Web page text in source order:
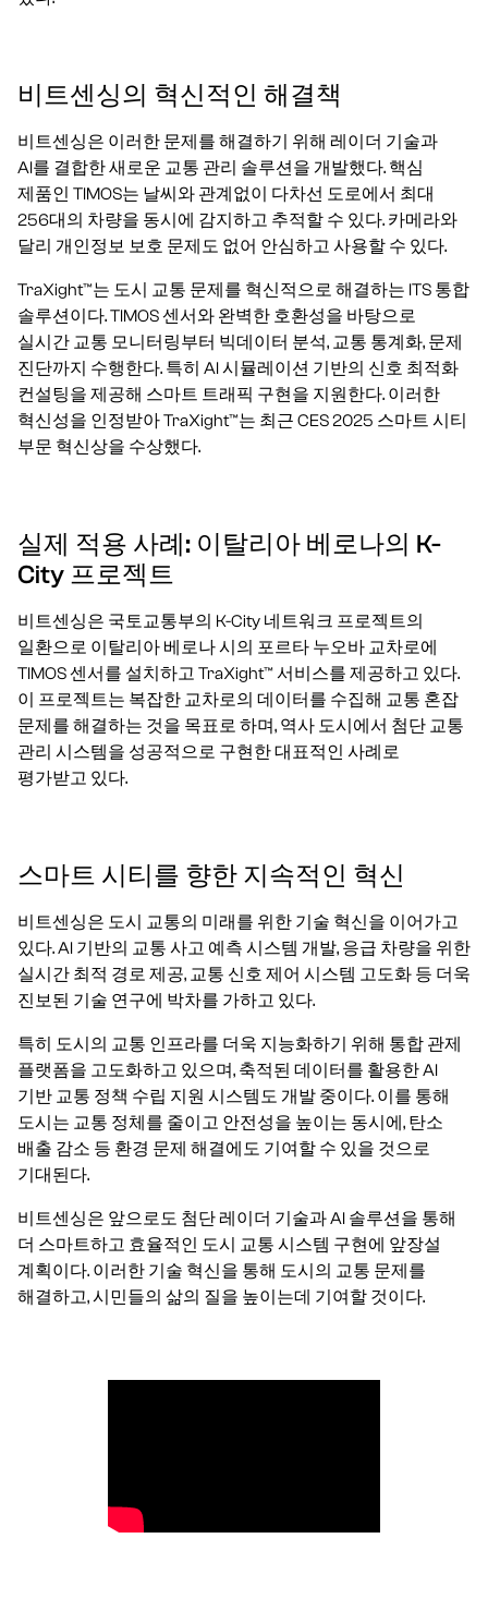
비트센싱의 혁신적인 해결책
비트센싱은 이러한 문제를 해결하기 위해 레이더 기술과
AI를 결합한 새로운 교통 관리 솔루션을 개발했다. 핵심
제품인 TIMOS는 날씨와 관계없이 다차선 도로에서 최대
256대의 차량을 동시에 감지하고 추적할 수 있다. 카메라와
달리 개인정보 보호 문제도 없어 안심하고 사용할 수 있다.
TraXight™는 도시 교통 문제를 혁신적으로 해결하는 ITS 통합
솔루션이다. TIMOS 센서와 완벽한 호환성을 바탕으로
실시간 교통 모니터링부터 빅데이터 분석, 교통 통계화, 문제
진단까지 수행한다. 특히 AI 시뮬레이션 기반의 신호 최적화
컨설팅을 제공해 스마트 트래픽 구현을 지원한다. 이러한
혁신성을 인정받아 TraXight™는 최근 CES 2025 스마트 시티
부문 혁신상을 수상했다.
실제 적용 사례: 이탈리아 베로나의 K-
City 프로젝트
비트센싱은 국토교통부의 K-City 네트워크 프로젝트의
일환으로 이탈리아 베로나 시의 포르타 누오바 교차로에
TIMOS 센서를 설치하고 TraXight™ 서비스를 제공하고 있다.
이 프로젝트는 복잡한 교차로의 데이터를 수집해 교통 혼잡
문제를 해결하는 것을 목표로 하며, 역사 도시에서 첨단 교통
관리 시스템을 성공적으로 구현한 대표적인 사례로
평가받고 있다.
스마트 시티를 향한 지속적인 혁신
비트센싱은 도시 교통의 미래를 위한 기술 혁신을 이어가고
있다. AI 기반의 교통 사고 예측 시스템 개발, 응급 차량을 위한
실시간 최적 경로 제공, 교통 신호 제어 시스템 고도화 등 더욱
진보된 기술 연구에 박차를 가하고 있다.
특히 도시의 교통 인프라를 더욱 지능화하기 위해 통합 관제
플랫폼을 고도화하고 있으며, 축적된 데이터를 활용한 AI
기반 교통 정책 수립 지원 시스템도 개발 중이다. 이를 통해
도시는 교통 정체를 줄이고 안전성을 높이는 동시에, 탄소
배출 감소 등 환경 문제 해결에도 기여할 수 있을 것으로
기대된다.
비트센싱은 앞으로도 첨단 레이더 기술과 AI 솔루션을 통해
더 스마트하고 효율적인 도시 교통 시스템 구현에 앞장설
계획이다. 이러한 기술 혁신을 통해 도시의 교통 문제를
해결하고, 시민들의 삶의 질을 높이는데 기여할 것이다.